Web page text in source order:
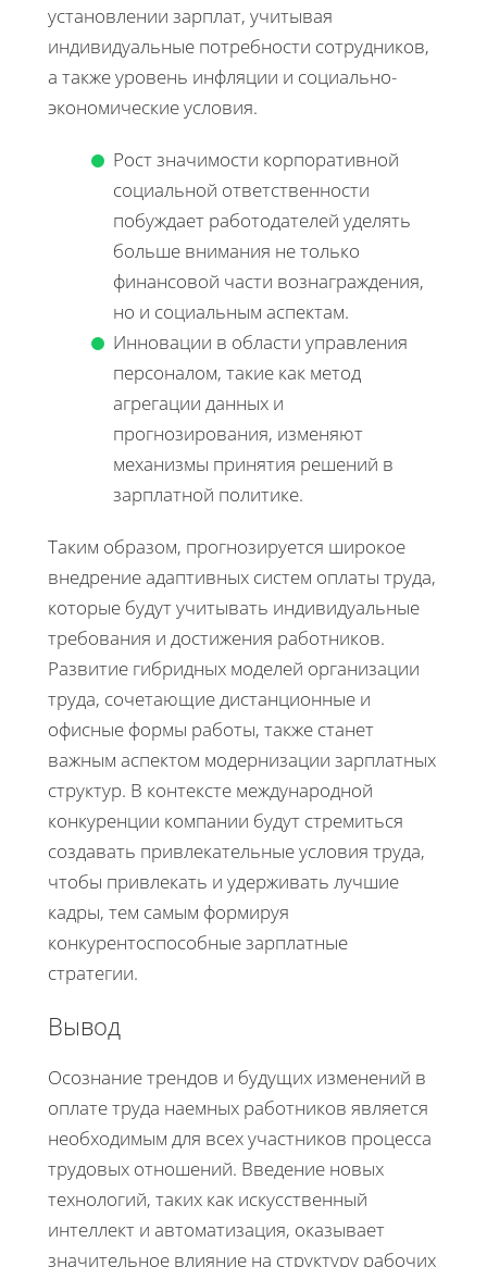
установлении зарплат, учитывая
индивидуальные потребности сотрудников,
а также уровень инфляции и социально-
экономические условия.
Рост значимости корпоративной
социальной ответственности
побуждает работодателей уделять
больше внимания не только
финансовой части вознаграждения,
но и социальным аспектам.
Инновации в области управления
персоналом, такие как метод
агрегации данных и
прогнозирования, изменяют
механизмы принятия решений в
зарплатной политике.
Таким образом, прогнозируется широкое
внедрение адаптивных систем оплаты труда,
которые будут учитывать индивидуальные
требования и достижения работников.
Развитие гибридных моделей организации
труда, сочетающие дистанционные и
офисные формы работы, также станет
важным аспектом модернизации зарплатных
структур. В контексте международной
конкуренции компании будут стремиться
создавать привлекательные условия труда,
чтобы привлекать и удерживать лучшие
кадры, тем самым формируя
конкурентоспособные зарплатные
стратегии.
Вывод
Осознание трендов и будущих изменений в
оплате труда наемных работников является
необходимым для всех участников процесса
трудовых отношений. Введение новых
технологий, таких как искусственный
интеллект и автоматизация, оказывает
значительное влияние на структуру рабочих